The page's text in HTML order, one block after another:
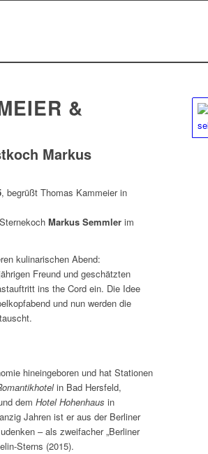
&
Markus
, begrüßt Thomas Kammeier in
Markus Semmler im
kulinarischen Abend:
Freund und geschätzten
ins the Cord ein. Die Idee
und nun werden die
hineingeboren und hat Stationen
in Bad Hersfeld,
dem Hotel Hohenhaus in
Jahren ist er aus der Berliner
– als zweifacher „Berliner
Sterns (2015).